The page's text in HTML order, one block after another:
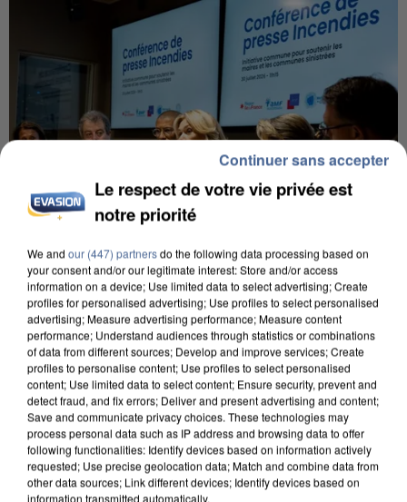
INCENDIES : L’ÎLE-DE-FRANCE LANCE UN ÉLAN
DE SOLIDARITÉ AVEC LES...
Le respect de votre vie privée est
notre priorité
We and our (447) partnersdo the following data processing based on
your consent and/or our legitimate interest: Store and/or access
information on a device; Use limited data to select advertising; Create
profiles for personalised advertising; Use profiles to select personalised
advertising; Measure advertising performance; Measure content
performance; Understand audiences through statistics or combinations
of data from different sources; Develop and improve services; Create
profiles to personalise content; Use profiles to select personalised
content; Use limited data to select content; Ensure security, prevent and
detect fraud, and fix errors; Deliver and present advertising and content;
Save and communicate privacy choices. These technologies may
process personal data such as IP address and browsing data to offer
following functionalities: Identify devices based on information actively
requested; Use precise geolocation data; Match and combine data from
other data sources; Link different devices; Identify devices based on
information transmitted automatically.
Continuer sans accepter